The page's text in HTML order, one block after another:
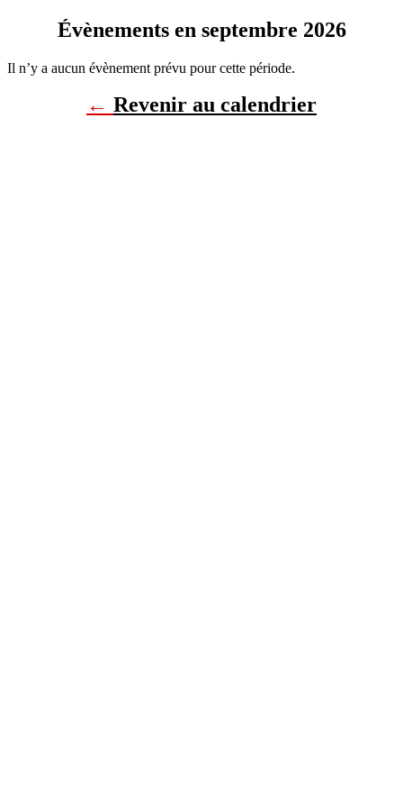
Évènements en septembre 2026
Il n’y a aucun évènement prévu pour cette période.
← Revenir au calendrier